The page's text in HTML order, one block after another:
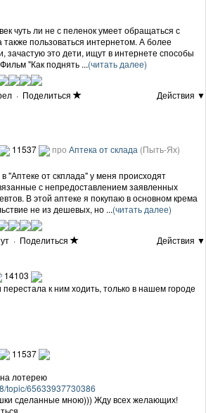
чуть ли не с пеленок умеет обращаться с
пользоваться интернетом. А более
зачастую это дети, ищут в интернете способы
"Как поднять ...(читать далее)
· Поделиться
Действия ▼
11537 про Аптека от склада (Пыть-Ях)
"Аптеке от скплада" у меня происходят
с непредоставлением заявленных
В этой аптеке я покупаю в основном крема
не из дешевых, но ...(читать далее)
· Поделиться
Действия ▼
14103
к ним ходить, только в нашем городе
11537
лотерею
topic/65633937730386
сделанные мною))) Жду всех желающих!